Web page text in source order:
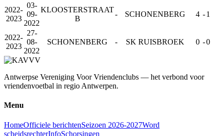
2022-
2023
03-
09-
2022
KLOOSTERSTRAAT
B
- SCHONENBERG 4 -1
2022-
2023
27-
08-
2022
SCHONENBERG - SK RUISBROEK 0 -0
Antwerpse Vereniging Voor Vriendenclubs — het verbond voor
vriendenvoetbal in regio Antwerpen.
Menu
HomeOfficiele berichtenSeizoen 2026-2027Word
scheidsrechterInfoSchorsingen